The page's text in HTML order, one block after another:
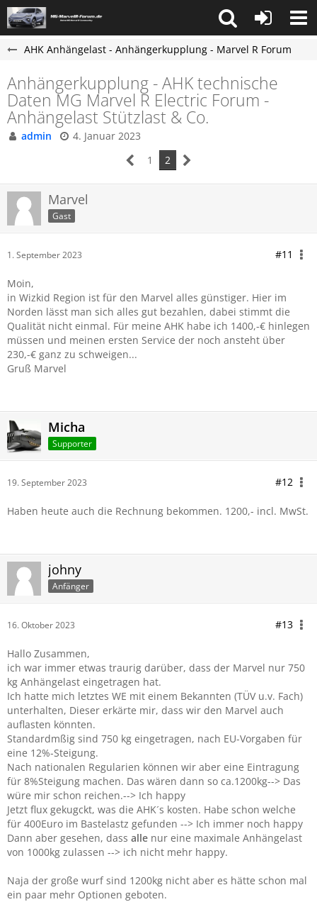
AHK Anhängelast - Anhängerkupplung - Marvel R Forum
Anhängerkupplung - AHK technische
Daten MG Marvel R Electric Forum -
Anhängelast Stützlast & Co.
admin
4. Januar 2023
1
2
Marvel
Gast
1. September 2023 #11
Moin,
in Wizkid Region ist für den Marvel alles günstiger. Hier im
Norden lässt man sich alles gut bezahlen, dabei stimmt die
Qualität nicht einmal. Für meine AHK habe ich 1400,-€ hinlegen
müssen und meinen ersten Service der noch ansteht über
230,-€ ganz zu schweigen...
Gruß Marvel
Micha
Supporter
19. September 2023 #12
Haben heute auch die Rechnung bekommen. 1200,- incl. MwSt.
johny
Anfänger
16. Oktober 2023 #13
Hallo Zusammen,
ich war immer etwas traurig darüber, dass der Marvel nur 750
kg Anhängelast eingetragen hat.
Ich hatte mich letztes WE mit einem Bekannten (TÜV u.v. Fach)
unterhalten, Dieser erkärte mir, dass wir den Marvel auch
auflasten könnten.
Standardmßig sind 750 kg eingetragen, nach EU-Vorgaben für
eine 12%-Steigung.
Nach nationalen Regularien können wir aber eine Eintragung
für 8%Steigung machen. Das wären dann so ca.1200kg--> Das
würe mir schon reichen.--> Ich happy
Jetzt flux gekugckt, was die AHK´s kosten. Habe schon welche
für 400Euro im Bastelastz gefunden --> Ich immer noch happy
Dann aber gesehen, dass alle nur eine maximale Anhängelast
von 1000kg zulassen --> ich nicht mehr happy.
Naja der große wurf sind 1200kg nicht aber es hätte schon mal
ein paar mehr Optionen geboten.